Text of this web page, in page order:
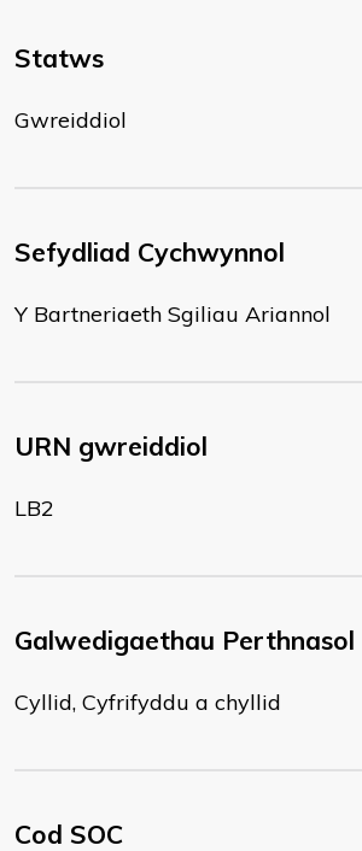
Statws
Gwreiddiol
Sefydliad Cychwynnol
Y Bartneriaeth Sgiliau Ariannol
URN gwreiddiol
LB2
Galwedigaethau Perthnasol
Cyllid, Cyfrifyddu a chyllid
Cod SOC